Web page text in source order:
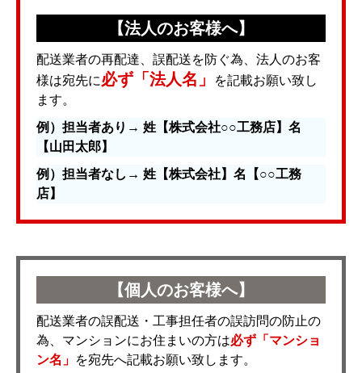
【法人のお客様へ】
配送業者の再配達、誤配送を防ぐ為、法人のお客
様は宛先に必ず「法人名」
を記載お願い致し
ます。
例）担当者あり→ 姓【株式会社○○工務店】名
【山田太郎】
例）担当者なし→ 姓【株式会社】名【○○工務
店】
【個人のお客様へ】
配送業者の誤配送・工事担任者の誤訪問の防止の
為、マンションにお住まいの方は必ず「マンショ
ン名」 を宛先へ記載お願い致します。